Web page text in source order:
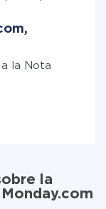
a la Nota
la